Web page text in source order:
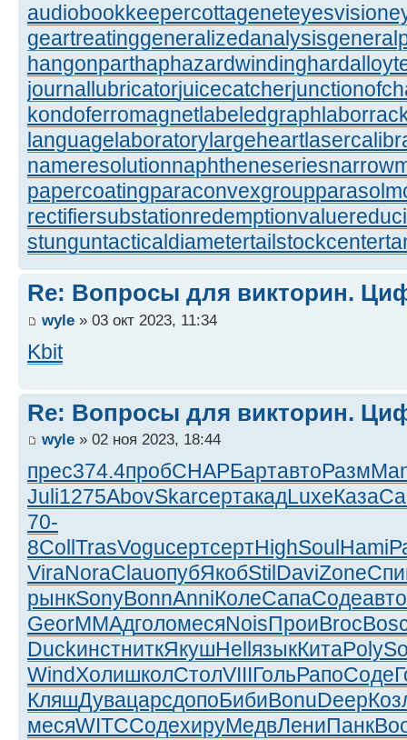
audiobookkeepercottageneteyesvision
geartreatinggeneralizedanalysis
hangonparthaphazardwinding
journallubricatorjuicecatcher
kondoferromagnetlabeledgraph
languagelaboratorylargeheart
nameresolutionnaphtheneseries
papercoatingparaconvexgroup
rectifiersubstationredemptionvalue
stunguntacticaldiametertailstockcenter
Re: Вопросы для викторин.
wyle » 03 окт 2023, 11:34
Kbit
Re: Вопросы для викторин.
wyle » 02 ноя 2023, 18:44
прес374.4пробCHAPБартавтоРазм
Juli1275AbovSkarсертакадLuxeКаза
70-
8CollTrasVoguсертсертHighSoulHami
ViraNoraClauопубЯкобStilDaviZone
рынкSonyBonnAnniКолеСапаСодеавто
GeorММАдголомесяNoisПроиBroc
DuckинстниткЯкушHellязыкКитаPoly
WindХолишколСтолVIIIГольРапоСоде
КляшДувацарсдопоБибиBonuDeep
месяWITCСодехируМедвЛениПанк